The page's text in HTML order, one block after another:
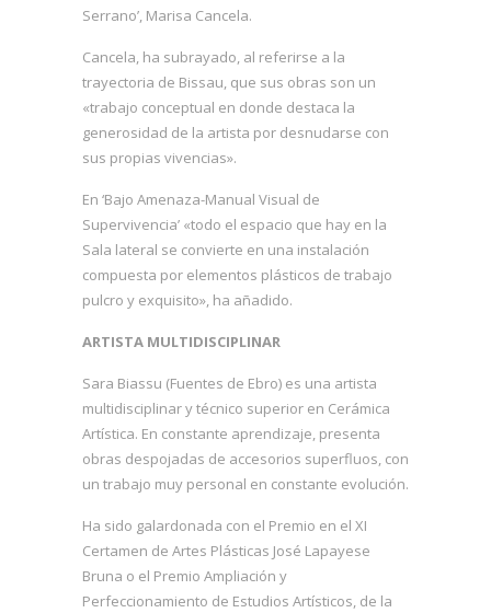
Serrano’, Marisa Cancela.
Cancela, ha subrayado, al referirse a la
trayectoria de Bissau, que sus obras son un
«trabajo conceptual en donde destaca la
generosidad de la artista por desnudarse con
sus propias vivencias».
En ‘Bajo Amenaza-Manual Visual de
Supervivencia’ «todo el espacio que hay en la
Sala lateral se convierte en una instalación
compuesta por elementos plásticos de trabajo
pulcro y exquisito», ha añadido.
ARTISTA MULTIDISCIPLINAR
Sara Biassu (Fuentes de Ebro) es una artista
multidisciplinar y técnico superior en Cerámica
Artística. En constante aprendizaje, presenta
obras despojadas de accesorios superfluos, con
un trabajo muy personal en constante evolución.
Ha sido galardonada con el Premio en el XI
Certamen de Artes Plásticas José Lapayese
Bruna o el Premio Ampliación y
Perfeccionamiento de Estudios Artísticos, de la